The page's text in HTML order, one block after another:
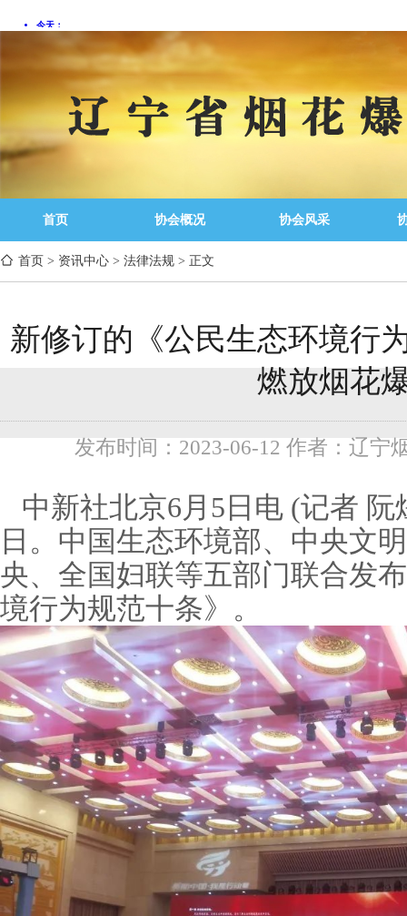
首页 协会概况 协会风采
首页 > 资讯中心 > 法律法规 > 正文
新修订的《公民生态环境行
燃放烟花
发布时间：2023-06-12 作者：辽宁
中新社北京6月5日电 (记者 阮
日。中国生态环境部、中央文
央、全国妇联等五部门联合发
境行为规范十条》。